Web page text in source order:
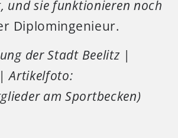
und sie funktionieren noch
Diplomingenieur.
der Stadt Beelitz |
Artikelfoto:
am Sportbecken)